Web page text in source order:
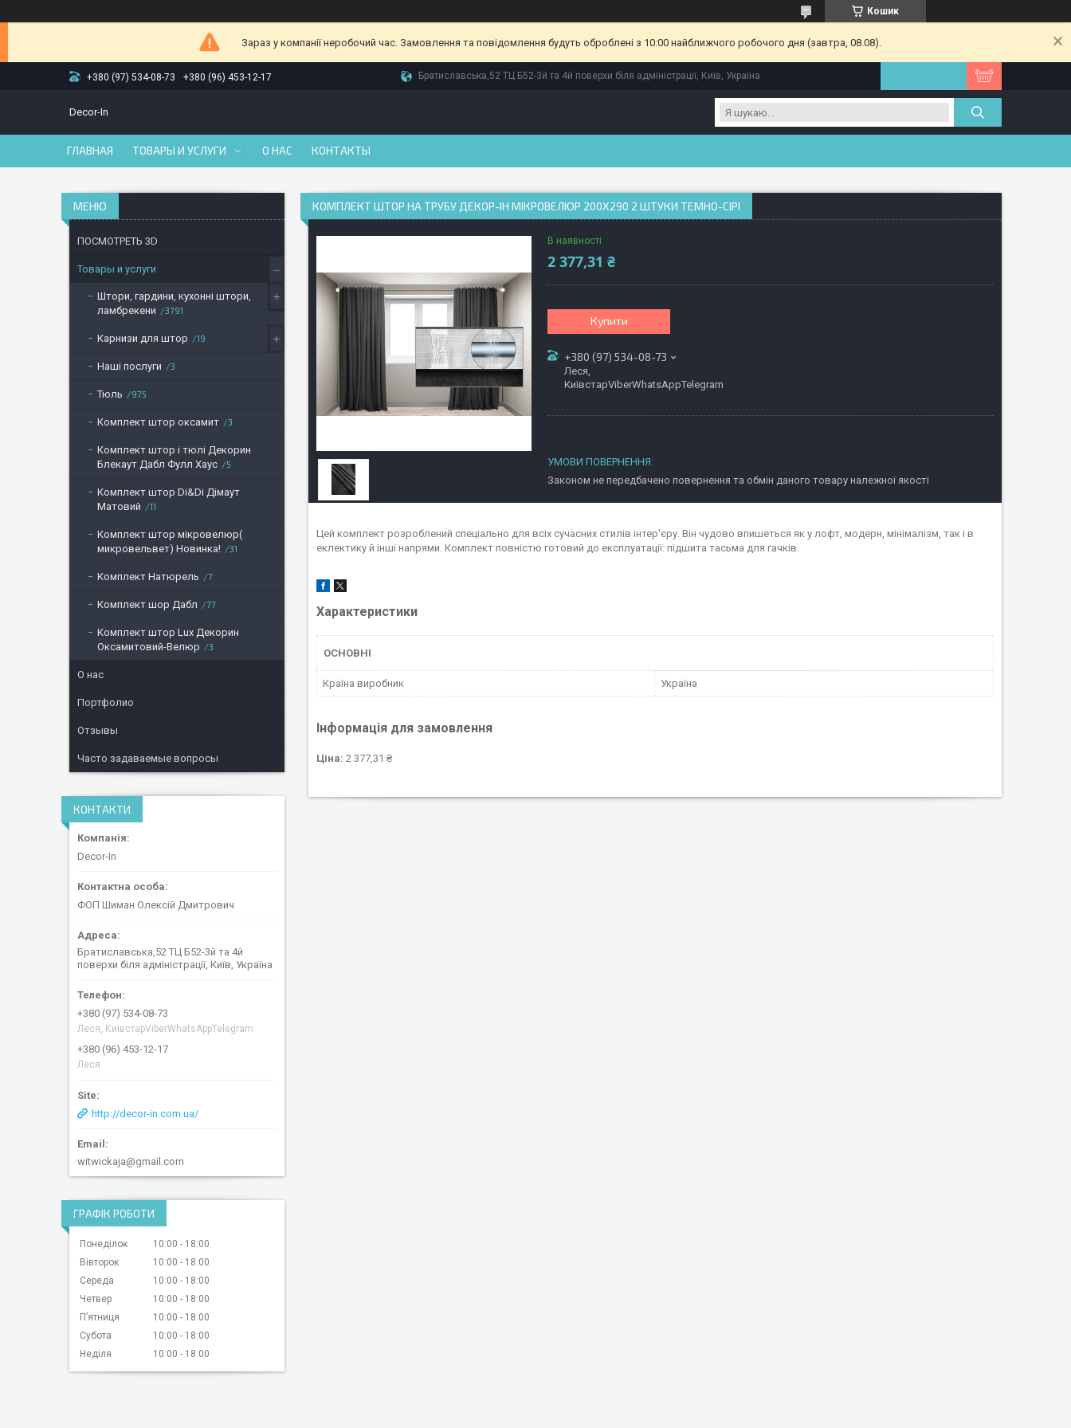
Кошик
Зараз у компанії неробочий час. Замовлення та повідомлення будуть оброблені з 10:00 найближчого робочого дня (завтра, 08.08).
+380 (97) 534-08-73 +380 (96) 453-12-17 Братиславська,52 ТЦ Б52-3й та 4й поверхи біля адміністрації, Київ, Україна
Decor-In
ГЛАВНАЯ ТОВАРЫ И УСЛУГИ О НАС КОНТАКТЫ
КОМПЛЕКТ ШТОР НА ТРУБУ ДЕКОР-ІН МІКРОВЕЛЮР 200X290 2 ШТУКИ ТЕМНО-СІРІ
В наявності
2 377,31 ₴
Купити
+380 (97) 534-08-73
Леся,
КиївстарViberWhatsAppTelegram
Законом не передбачено повернення та обмін даного товару належної якості
Цей комплект розроблений спеціально для всіх сучасних стилів інтер'єру. Він чудово впишеться як у лофт, модерн, мінімалізм, так і в
еклектику й інші напрями. Комплект повністю готовий до експлуатації: підшита тасьма для гачків.
Характеристики
ОСНОВНІ
Країна виробник Україна
Інформація для замовлення
Ціна: 2 377,31 ₴
ПОСМОТРЕТЬ 3D
Товары и услуги
Штори, гардини, кухонні штори,
ламбрекени
3791
Карнизи для штор 19
Наші послуги 3
Тюль 975
Комплект штор оксамит 3
Комплект штор і тюлі Декорин
Блекаут Дабл Фулл Хаус
5
Комплект штор Di&Di Дімаут
Матовий
11
Комплект штор мікровелюр(
микровельвет) Новинка!
31
Комплект Натюрель 7
Комплект шор Дабл 77
Комплект штор Lux Декорин
Оксамитовий-Велюр
3
О нас
Портфолио
Отзывы
Часто задаваемые вопросы
КОНТАКТИ
Decor-In
ФОП Шиман Олексій Дмитрович
Братиславська,52 ТЦ Б52-3й та 4й
поверхи біля адміністрації, Київ, Україна
+380 (97) 534-08-73
Леся, КиївстарViberWhatsAppTelegram
+380 (96) 453-12-17
Леся
http://decor-in.com.ua/
witwickaja@gmail.com
ГРАФІК РОБОТИ
Понеділок 10:00
18:00
Вівторок
10:00
18:00
Середа
10:00
18:00
Четвер
10:00
18:00
Пʼятниця
10:00
18:00
Субота
10:00
18:00
Неділя
10:00 18:00